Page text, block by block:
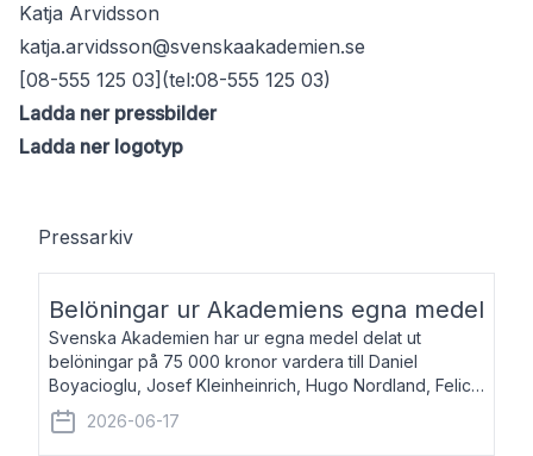
Katja Arvidsson
katja.arvidsson@svenskaakademien.se
[08-555 125 03](tel:08-555 125 03)
Ladda ner pressbilder
Ladda ner logotyp
Pressarkiv
Belöningar ur Akademiens egna medel
Svenska Akademien har ur egna medel delat ut
belöningar på 75 000 kronor vardera till Daniel
Boyacioglu, Josef Kleinheinrich, Hugo Nordland, Felicia
Stenroth och Svante Strandberg. Daniel Boyacioglu,
född 1981, är poet och scenartist. Josef
2026-06-17